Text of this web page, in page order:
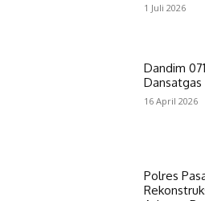
1 Juli 2026
Dandim
Dansatgas
16 April 2026
Polres